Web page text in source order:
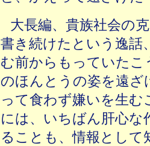
大長編、貴族社会の
書き続けたという逸話
む前からもっていたこ
のほんとうの姿を遠ざ
って食わず嫌いを生
には、いちばん肝心な
ることも、情報とし